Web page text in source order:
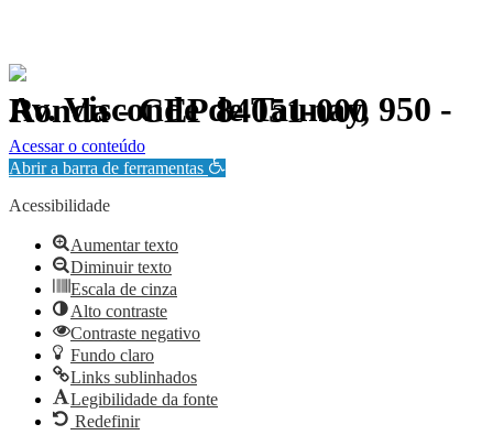
Av. Visconde de Taunay, 950 - Ronda - CEP 84051-000
Política de Privacidade.
Acessar o conteúdo
Abrir a barra de ferramentas
Acessibilidade
Aumentar texto
Diminuir texto
Escala de cinza
Alto contraste
Contraste negativo
Fundo claro
Links sublinhados
Legibilidade da fonte
Redefinir